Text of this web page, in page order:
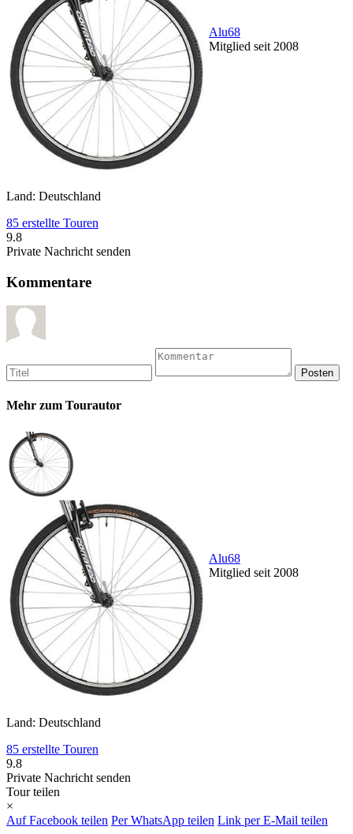
Alu68
Mitglied seit 2008
Land: Deutschland
85 erstellte Touren
9.8
Private Nachricht senden
Kommentare
Mehr zum Tourautor
Alu68
Mitglied seit 2008
Land: Deutschland
85 erstellte Touren
9.8
Private Nachricht senden
Tour teilen
×
Auf Facebook teilen Per WhatsApp teilen Link per E-Mail teilen